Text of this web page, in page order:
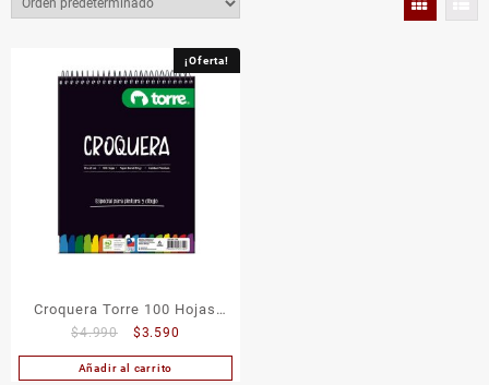
¡Oferta!
Croquera Torre 100 Hojas
16×21 cm
$4.990
El
precio
original
$3.590
precio
actual
Añadir al carrito